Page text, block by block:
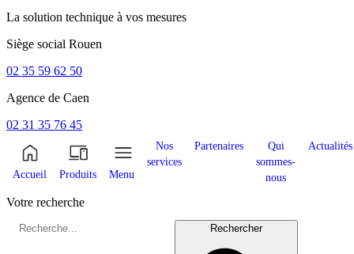
La solution technique à vos mesures
Siège social Rouen
02 35 59 62 50
Agence de Caen
02 31 35 76 45
Accueil Produits Menu
Nos
services
Partenaires
Qui
sommes-
nous
Actualités
Votre recherche
Rechercher